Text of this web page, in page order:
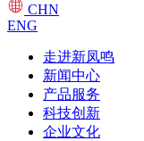
CHN
ENG
走进新凤鸣
新闻中心
产品服务
科技创新
企业文化